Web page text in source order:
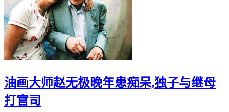
油画大师赵无极晚年患痴呆,独子与继母
打官司